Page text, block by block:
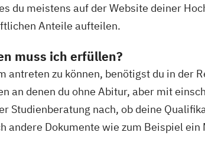
du meistens auf der Website deiner
Anteile aufteilen.
muss ich erfüllen?
antreten zu können, benötigst du in der
an denen du ohne Abitur, aber mit
Studienberatung nach, ob deine
andere Dokumente wie zum Beispiel